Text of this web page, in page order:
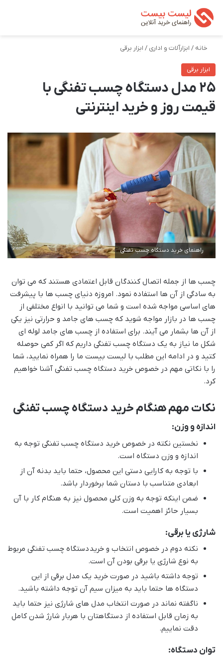
خانه / ابزارآلات و اداری / ابزار برقی
ابزار برقی
25 مدل دستگاه چسب تفنگی با
قیمت روز و خرید اینترنتی
راهنمای خرید دستگاه چسب تفنگی
چسب ها از جمله اتصال کنندگان قابل اعتمادی هستند که می توان
به سادگی از آن ها استفاده نمود. امروزه دنیای چسب ها با پیشرفت
های اساسی مواجه شده است و شما می توانید با انواع مختلفی از
چسب ها در بازار مواجه شوید که چسب های جامد و حرارتی نیز یکی
از آن ها بشمار می آیند. برای استفاده از چسب های جامد لوله ای
شکل ما نیاز به یک دستگاه چسب تفنگی داریم که اگر کمی حوصله
کتید و در ادامه این مطلب با لیست بیست ما را همراه نمایید، شما
را با نکاتی مهم در خصوص خرید دستگاه چسب تفنگی آشنا خواهیم
کرد.
نکات مهم هنگام خرید دستگاه چسب تفنگی
اندازه و وزن:
نخستین نکته در خصوص خرید دستگاه چسب تفنگی توجه به
اندازه و وزن دستگاه است.
با توجه به کارایی دستی این محصول، حتما باید بدنه آن از
ابعادی متناسب با دستان شما برخوردار باشد.
ضمن اینکه توجه به وزن کلی محصول نیز به هنگام کار با آن
بسیار حائز اهمیت است.
شارژی یا برقی:
نکته دوم در خصوص انتخاب و خرید دستگاه چسب تفنگی مربوط
به نوع شارژی یا برقی بودن آن است.
توجه داشته باشید در صورت خرید یک مدل برقی از این
دستگاه ها حتما باید به میزان سیم آن توجه داشته باشید.
ناگفته نماند در صورت انتخاب مدل های شارژی نیز حتما باید
به زمان قابل استفاده از دستگاهتان با هربار شارژ شدن کامل
دقت نماییم.
توان دستگاه: